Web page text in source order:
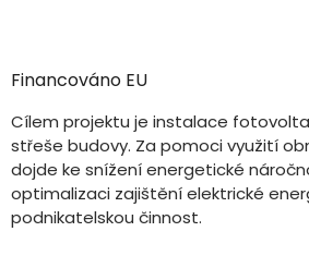
Financováno EU
Cílem projektu je instalace
střeše budovy. Za pomoci využití
dojde ke snížení energetické
optimalizaci zajištění elektrické
podnikatelskou činnost.